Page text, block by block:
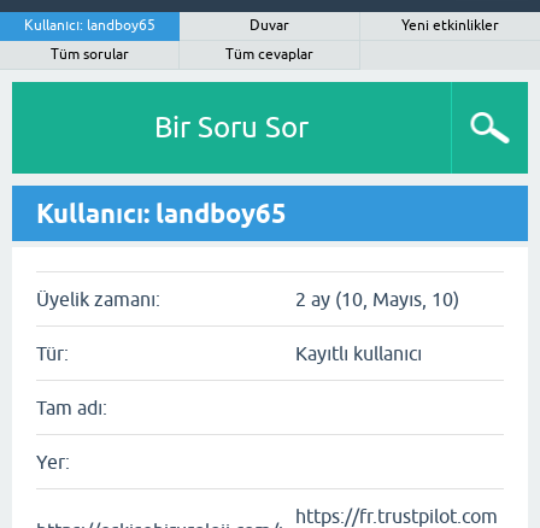
Kullanıcı: landboy65 Duvar
Yeni etkinlikler
Tüm sorular
Tüm cevaplar
Bir Soru Sor
Kullanıcı: landboy65
Üyelik zamanı: 2 ay (10, Mayıs, 10)
Tür: Kayıtlı kullanıcı
Tam adı:
Yer:
https://fr.trustpilot.com